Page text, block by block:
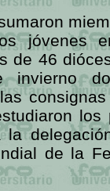
jóvenes
de 46
invierno
la
de la